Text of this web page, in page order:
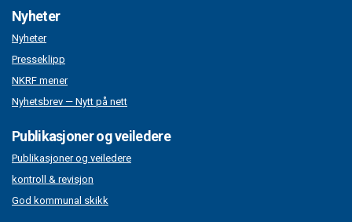
Nyheter
Nyheter
Presseklipp
NKRF mener
Nyhetsbrev — Nytt på nett
Publikasjoner og veiledere
Publikasjoner og veiledere
kontroll & revisjon
God kommunal skikk